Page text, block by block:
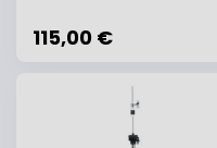
115,00 €